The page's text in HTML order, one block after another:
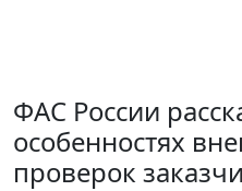
ФАС России
особенностях
проверок